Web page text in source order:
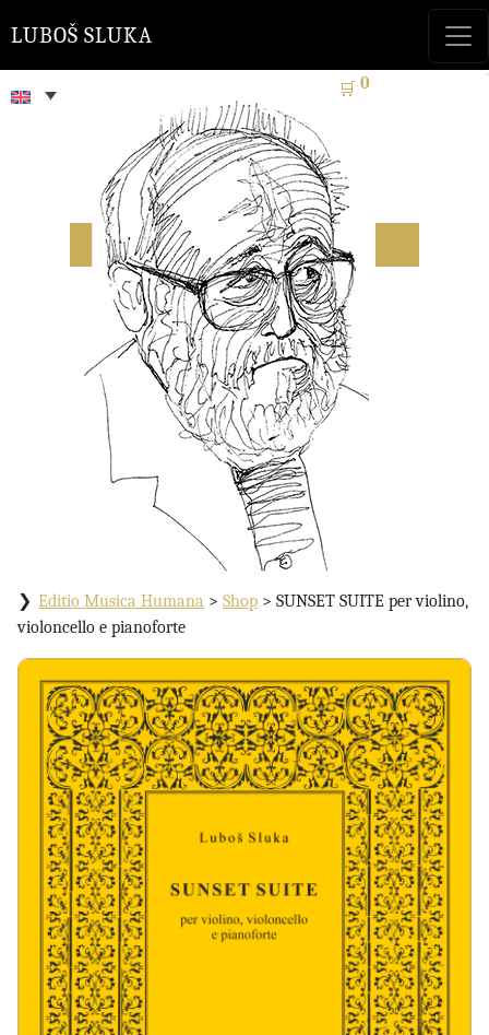
🛒 0
LUBOŠ SLUKA
Editio Musica Humana > Shop > SUNSET SUITE per violino,
violoncello e pianoforte